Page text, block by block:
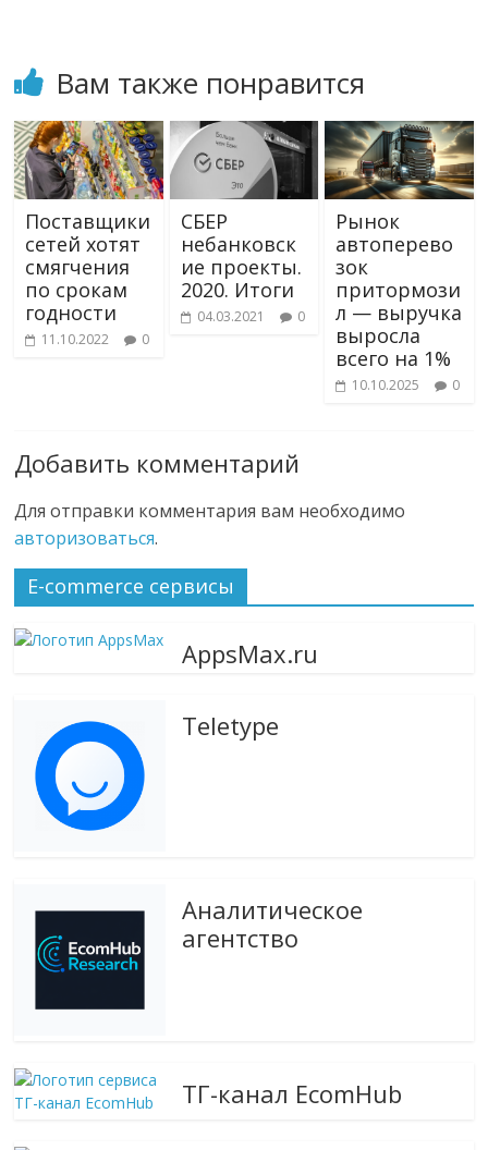
Вам также понравится
Поставщики
сетей хотят
смягчения
по срокам
годности
11.10.2022 0
СБЕР
небанковск
ие проекты.
2020. Итоги
04.03.2021 0
Рынок
автоперево
зок
притормози
л — выручка
выросла
всего на 1%
10.10.2025 0
Добавить комментарий
Для отправки комментария вам необходимо
авторизоваться.
E-commerce сервисы
AppsMax.ru
Teletype
Аналитическое
агентство
ТГ-канал EcomHub